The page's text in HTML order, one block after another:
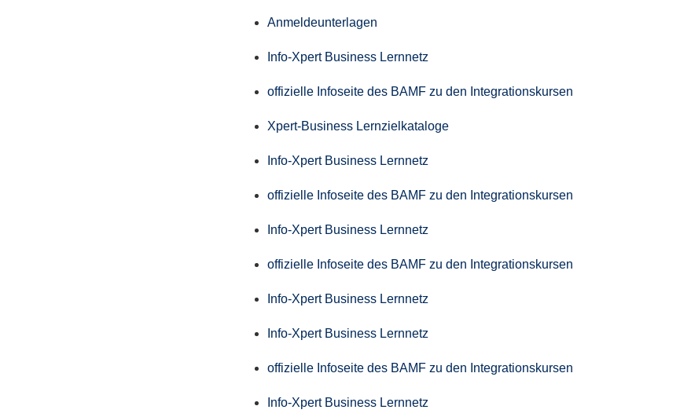
Anmeldeunterlagen
Info-Xpert Business Lernnetz
offizielle Infoseite des BAMF zu den Integrationskursen
Xpert-Business Lernzielkataloge
Info-Xpert Business Lernnetz
offizielle Infoseite des BAMF zu den Integrationskursen
Info-Xpert Business Lernnetz
offizielle Infoseite des BAMF zu den Integrationskursen
Info-Xpert Business Lernnetz
Info-Xpert Business Lernnetz
offizielle Infoseite des BAMF zu den Integrationskursen
Info-Xpert Business Lernnetz